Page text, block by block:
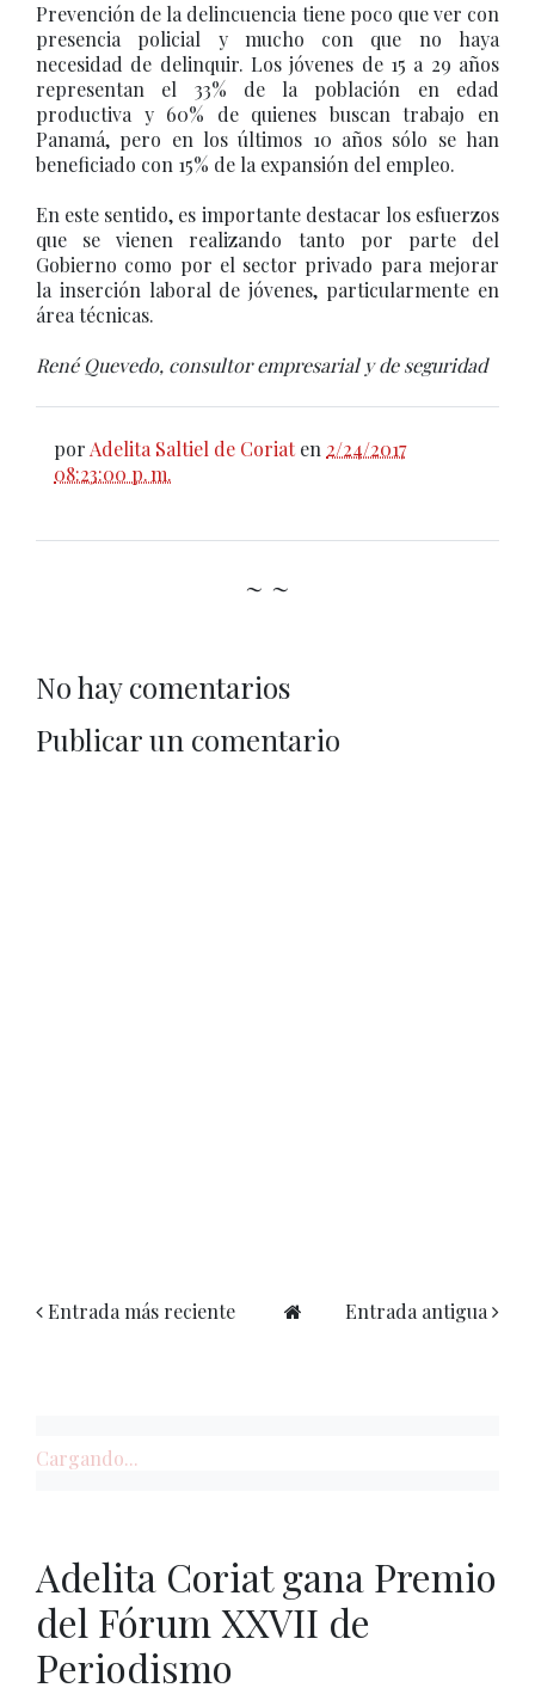
Prevención de la delincuencia tiene poco que ver con
presencia policial y mucho con que no haya
necesidad de delinquir. Los jóvenes de 15 a 29 años
representan el 33% de la población en edad
productiva y 60% de quienes buscan trabajo en
Panamá, pero en los últimos 10 años sólo se han
beneficiado con 15% de la expansión del empleo.
En este sentido, es importante destacar los esfuerzos
que se vienen realizando tanto por parte del
Gobierno como por el sector privado para mejorar
la inserción laboral de jóvenes, particularmente en
área técnicas.
René Quevedo, consultor empresarial y de seguridad
por Adelita Saltiel de Coriat en 2/24/2017
08:23:00 p. m.
~ ~
No hay comentarios
Publicar un comentario
Entrada más reciente Entrada antigua
Cargando...
Adelita Coriat gana Premio
del Fórum XXVII de
Periodismo